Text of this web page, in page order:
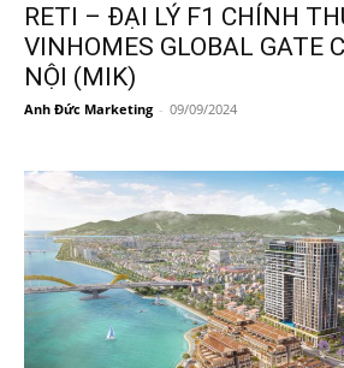
RETI – ĐẠI LÝ F1 CHÍNH
VINHOMES GLOBAL GATE
NỘI (MIK)
Anh Đức Marketing - 09/09/2024